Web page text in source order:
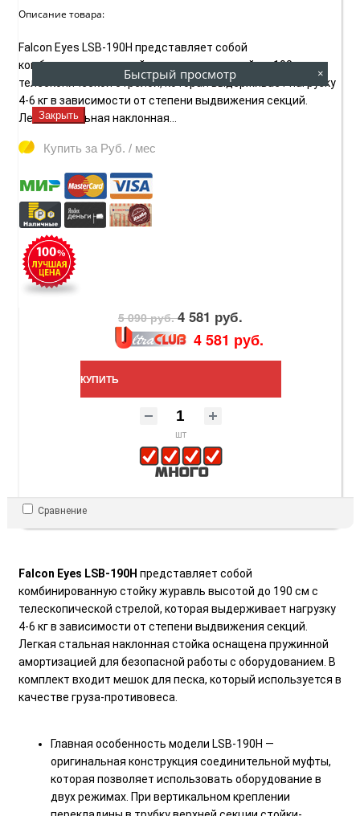
Описание товара:
Falcon Eyes LSB-190H представляет собой
комбинированную стойку журавль высотой до 190 см с
телескопической стрелой, которая выдерживает нагрузку
4-6 кг в зависимости от степени выдвижения секций.
Легкая стальная наклонная...
Купить за Руб. / мес
5 090 руб.4 581 руб.
4 581 руб.
КУПИТЬ
шт
Сравнение
Falcon Eyes LSB-190H представляет собой
комбинированную стойку журавль высотой до 190 см с
телескопической стрелой, которая выдерживает нагрузку
4-6 кг в зависимости от степени выдвижения секций.
Легкая стальная наклонная стойка оснащена пружинной
амортизацией для безопасной работы с оборудованием. В
комплект входит мешок для песка, который используется в
качестве груза-противовеса.
Главная особенность модели LSB-190H —
оригинальная конструкция соединительной муфты,
которая позволяет использовать оборудование в
двух режимах. При вертикальном креплении
Быстрый просмотр ×
Закрыть